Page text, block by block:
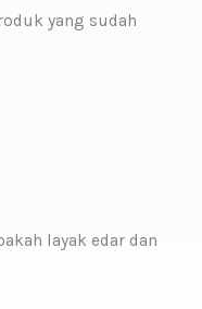
yang sudah
layak edar dan